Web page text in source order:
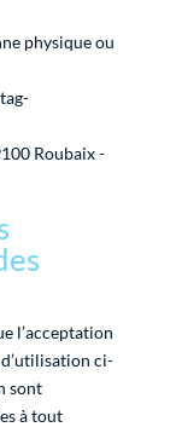
physique ou
Roubaix -
l’acceptation
ci-
sont
à tout